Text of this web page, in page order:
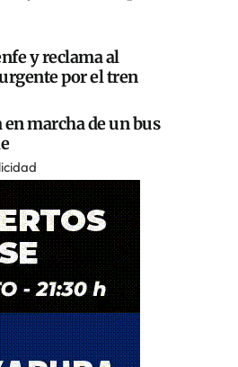
y reclama al
por el tren
en marcha de un bus